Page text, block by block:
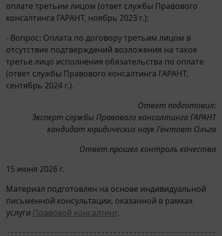
оплате третьим лицом (ответ службы Правового
консалтинга ГАРАНТ, ноябрь 2023 г.);
- Вопрос: Оплата по договору третьим лицом в
отсутствие подтверждений возложения на такое
третье лицо исполнения обязательства по оплате
(ответ службы Правового консалтинга ГАРАНТ,
сентябрь 2024 г.).
Ответ подготовил:
Эксперт службы Правового консалтинга ГАРАНТ
кандидат юридических наук Гентовт Ольга
Ответ прошел контроль качества
15 июня 2026 г.
Материал подготовлен на основе индивидуальной
письменной консультации, оказанной в рамках
услуги Правовой консалтинг.